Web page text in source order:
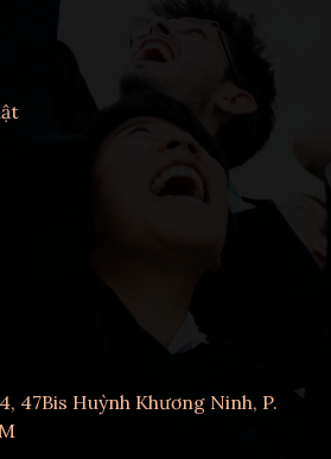
47Bis Huỳnh Khương Ninh, P.